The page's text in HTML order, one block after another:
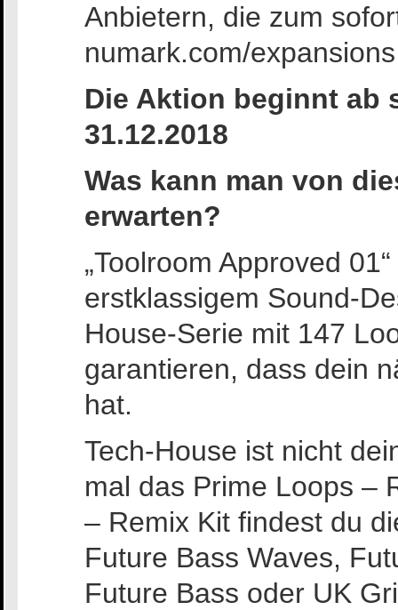
Anbietern, die zum
numark.com/
Die Aktion beginnt ab
31.12.2018
Was kann man von
erwarten?
„Toolroom Approved
erstklassigem Sound-
House-Serie mit 147
garantieren, dass dein
hat.
Tech-House ist nicht
mal das Prime Loops –
– Remix Kit findest du
Future Bass Waves,
Future Bass oder UK